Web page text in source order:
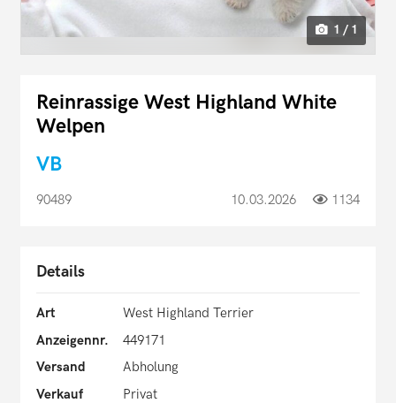
1 / 1
Reinrassige West Highland White
Welpen
VB
90489 10.03.2026 1134
Details
Art
West Highland Terrier
Anzeigennr.
449171
Versand
Abholung
Verkauf
Privat